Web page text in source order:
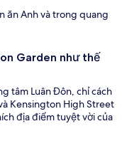
ăn Anh và trong quang
Garden như thế
tâm Luân Đôn, chỉ cách
Kensington High Street
địa điểm tuyệt vời của